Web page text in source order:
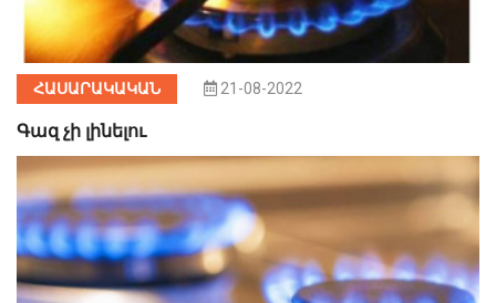
ՀԱՍԱՐԱԿԱԿԱՆ 21-08-2022
Գազ չի լինելու